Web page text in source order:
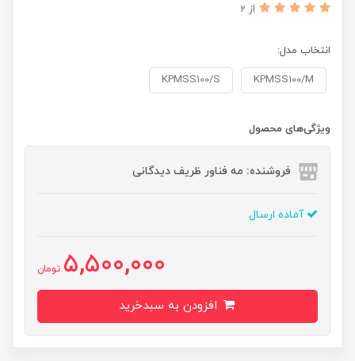
از 2
انتخاب مدل:
KPMSS100/M
KPMSS100/S
ویژگی‌های محصول
فروشنده: مه فناور ظریف دیدگانی
آماده ارسال
5,500,000 تومان